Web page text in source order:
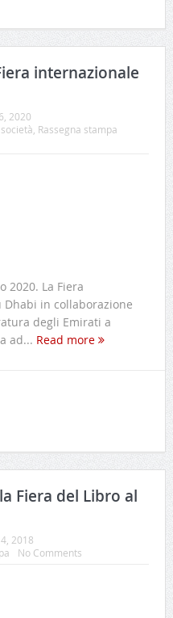
internazionale
2020
Rassegna stampa
2020. La Fiera
in collaborazione
degli Emirati a
ad... Read more
Fiera del Libro al
2018
No Comments